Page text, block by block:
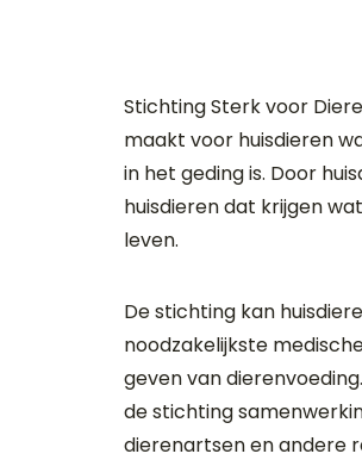
Stichting Sterk voor
maakt voor huisdieren
in het geding is. Door
huisdieren dat krijgen
leven.
De stichting kan
noodzakelijkste
geven van
de stichting
dierenartsen en andere